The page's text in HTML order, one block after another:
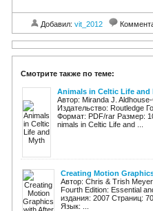
Добавил: vit_2012
Смотрите также по теме:
Animals in Celtic Life and
Автор: Miranda J.
Издательство: Routledge
Формат: PDF/rar Размер:
nimals in Celtic Life and ...
Creating Motion
Автор: Chris & Trish
Fourth Edition: Essential
издания: 2007 Страниц:
Язык: ...